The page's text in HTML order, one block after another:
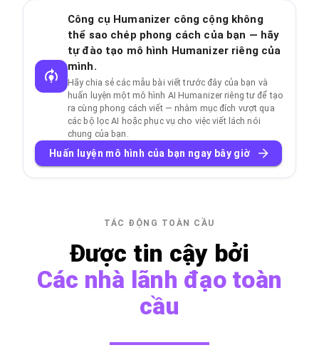
Công cụ Humanizer công cộng không
thể sao chép phong cách của bạn — hãy
tự đào tạo mô hình Humanizer riêng của
mình.
Hãy chia sẻ các mẫu bài viết trước đây của bạn và
huấn luyện một mô hình AI Humanizer riêng tư để tạo
ra cùng phong cách viết — nhằm mục đích vượt qua
các bộ lọc AI hoặc phục vụ cho việc viết lách nói
chung của bạn.
Huấn luyện mô hình của bạn ngay bây giờ
TÁC ĐỘNG TOÀN CẦU
Được tin cậy bởi
Các nhà lãnh đạo toàn
cầu